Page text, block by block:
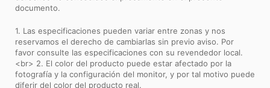
documento.
1. Las especificaciones pueden variar entre zonas y nos
reservamos el derecho de cambiarlas sin previo aviso. Por
favor consulte las especificaciones con su revendedor local.
<br> 2. El color del producto puede estar afectado por la
fotografía y la configuración del monitor, y por tal motivo puede
diferir del color del producto real.